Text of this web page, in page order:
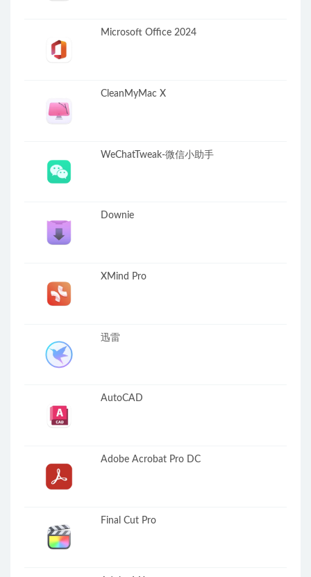
Microsoft Office 2024
CleanMyMac X
WeChatTweak-微信小助手
Downie
XMind Pro
迅雷
AutoCAD
Adobe Acrobat Pro DC
Final Cut Pro